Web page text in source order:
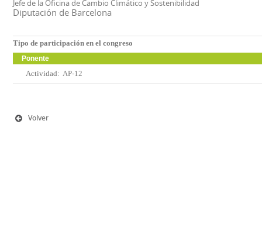
Jefe de la Oficina de Cambio Climático y Sostenibilidad
Diputación de Barcelona
Tipo de participación en el congreso
Ponente
Actividad: AP-12
Volver